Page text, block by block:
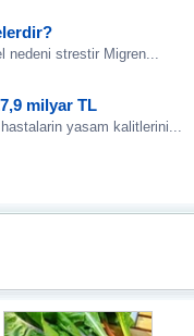
strestir Migren...
milyar TL
yasam kalitlerini...